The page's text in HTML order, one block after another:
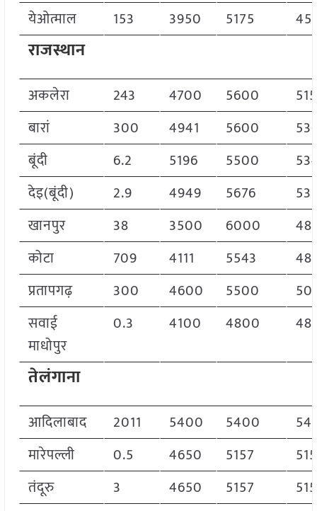
येओत्माल
153 3950 5175
राजस्थान
अकलेरा 243 4700 5600
बारां
300 4941 5600
बूंदी
6.2 5196 5500
देइ(बूंदी)
2.9 4949 5676
खानपुर
38 3500 6000
कोटा
709 4111 5543
प्रतापगढ़
300 4600 5500
सवाई
माधोपुर
0.3 4100 4800
तेलंगाना
आदिलाबाद 2011 5400 5400
मारेपल्ली
0.5 4650 5157
तंदूरु
3 4650 5157